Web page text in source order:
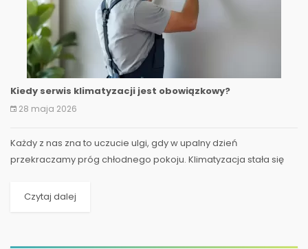
Kiedy serwis klimatyzacji jest obowiązkowy?
28 maja 2026
Każdy z nas zna to uczucie ulgi, gdy w upalny dzień
przekraczamy próg chłodnego pokoju. Klimatyzacja stała się
Czytaj dalej